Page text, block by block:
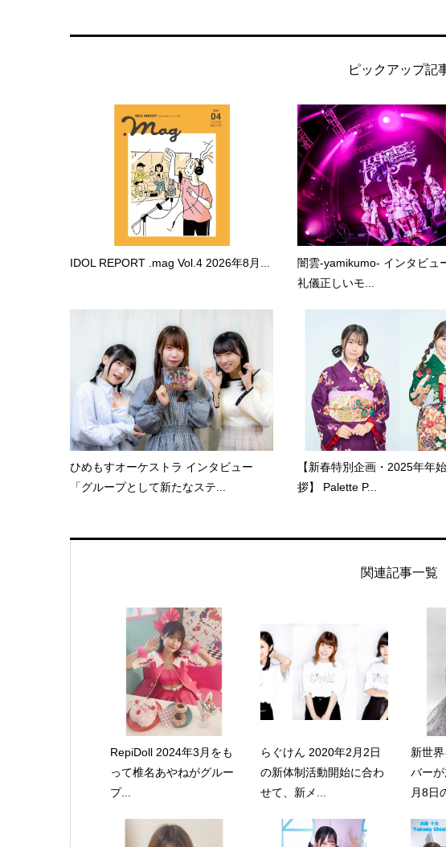
ピックアップ記
IDOL REPORT .mag Vol.4 2026年8月...
闇雲-yamikumo- インタビュ
礼儀正しいモ...
ひめもすオーケストラ インタビュー
「グループとして新たなステ...
【新春特別企画・2025年年
拶】 Palette P...
関連記事一覧
RepiDoll 2024年3月をも
って椎名あやねがグルー
プ...
らぐけん 2020年2月2日
の新体制活動開始に合わ
せて、新メ...
新世
バー
月8日